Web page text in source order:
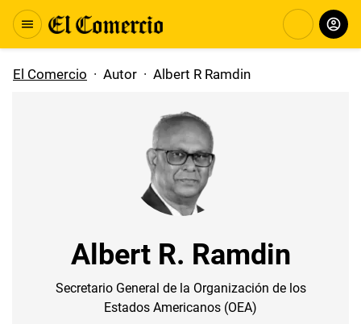
El Comercio · Autor · Albert R Ramdin
Albert R. Ramdin
Secretario General de la Organización de los
Estados Americanos (OEA)